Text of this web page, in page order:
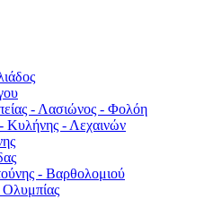
- Λασιώνος - Φολόη
Κυλήνης - Λεχαινών
- Βαρθολομιού
Ολυμπίας